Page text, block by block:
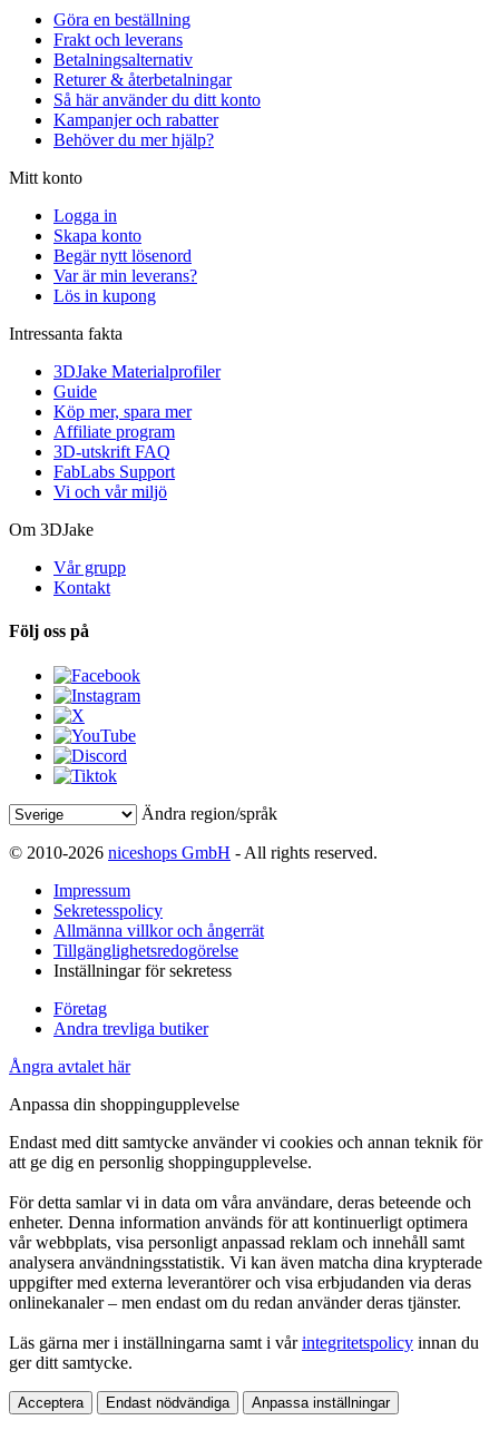
Göra en beställning
Frakt och leverans
Betalningsalternativ
Returer & återbetalningar
Så här använder du ditt konto
Kampanjer och rabatter
Behöver du mer hjälp?
Mitt konto
Logga in
Skapa konto
Begär nytt lösenord
Var är min leverans?
Lös in kupong
Intressanta fakta
3DJake Materialprofiler
Guide
Köp mer, spara mer
Affiliate program
3D-utskrift FAQ
FabLabs Support
Vi och vår miljö
Om 3DJake
Vår grupp
Kontakt
Följ oss på
Ändra region/språk
© 2010-2026 niceshops GmbH - All rights reserved.
Impressum
Sekretesspolicy
Allmänna villkor och ångerrät
Tillgänglighetsredogörelse
Inställningar för sekretess
Företag
Andra trevliga butiker
Ångra avtalet här
Anpassa din shoppingupplevelse
Endast med ditt samtycke använder vi cookies och annan teknik för
att ge dig en personlig shoppingupplevelse.
För detta samlar vi in data om våra användare, deras beteende och
enheter. Denna information används för att kontinuerligt optimera
vår webbplats, visa personligt anpassad reklam och innehåll samt
analysera användningsstatistik. Vi kan även matcha dina krypterade
uppgifter med externa leverantörer och visa erbjudanden via deras
onlinekanaler – men endast om du redan använder deras tjänster.
Läs gärna mer i inställningarna samt i vårintegritetspolicy innan du
ger ditt samtycke.
Acceptera Endast nödvändiga Anpassa inställningar